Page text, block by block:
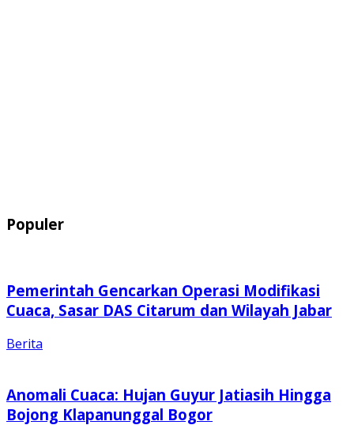
Populer
Pemerintah Gencarkan Operasi Modifikasi
Cuaca, Sasar DAS Citarum dan Wilayah Jabar
Berita
Anomali Cuaca: Hujan Guyur Jatiasih Hingga
Bojong Klapanunggal Bogor